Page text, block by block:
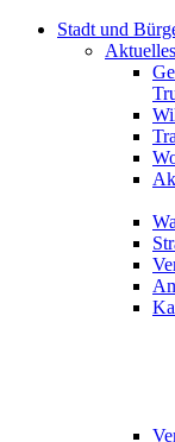
Stadt und
Aktuelles